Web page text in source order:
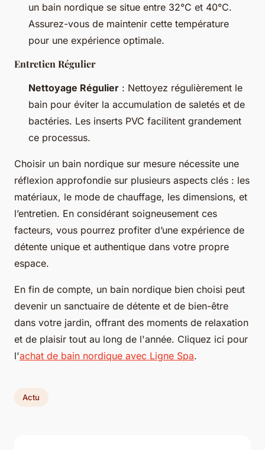
un bain nordique se situe entre 32°C et 40°C.
Assurez-vous de maintenir cette température
pour une expérience optimale.
Entretien Régulier
Nettoyage Régulier : Nettoyez régulièrement le
bain pour éviter la accumulation de saletés et de
bactéries. Les inserts PVC facilitent grandement
ce processus.
Choisir un bain nordique sur mesure nécessite une
réflexion approfondie sur plusieurs aspects clés : les
matériaux, le mode de chauffage, les dimensions, et
l’entretien. En considérant soigneusement ces
facteurs, vous pourrez profiter d’une expérience de
détente unique et authentique dans votre propre
espace.
En fin de compte, un bain nordique bien choisi peut
devenir un sanctuaire de détente et de bien-être
dans votre jardin, offrant des moments de relaxation
et de plaisir tout au long de l'année. Cliquez ici pour
l'achat de bain nordique avec Ligne Spa.
Actu